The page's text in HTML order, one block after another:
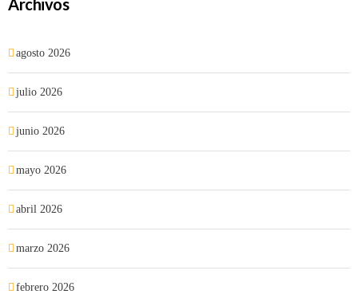
Archivos
agosto 2026
julio 2026
junio 2026
mayo 2026
abril 2026
marzo 2026
febrero 2026